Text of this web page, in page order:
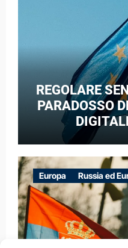
REGOLARE
PARADOSSO
Europa Russia ed